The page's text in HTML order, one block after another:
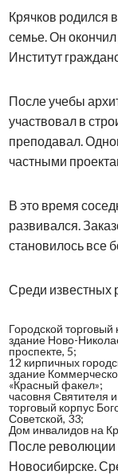
Крячков родился
семье. Он
Институт
После учебы
участвовал в
преподавал.
частными
В это время
развивался.
становилось все
Среди известных
Городской
здание Ново-
проспекте, 5;
12 кирпичных
здание
«Красный факел»;
часовня Святителя
торговый корпус
Советской, 33;
Дом инвалидов на
После революции
Новосибирске.